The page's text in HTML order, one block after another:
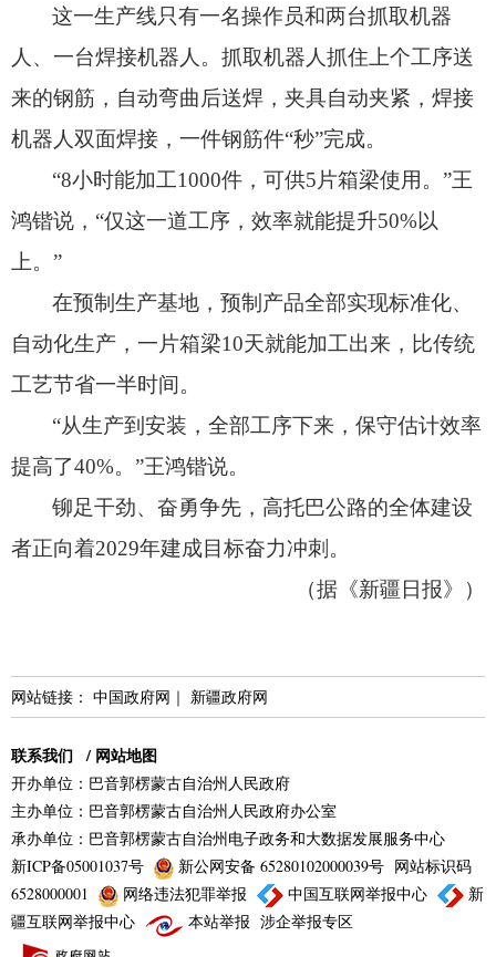
这一生产线只有一名操作员和两台抓取机器
人、 一台焊接机器人。 抓取机器人抓住上个工序送
来的钢筋， 自动弯曲后送焊， 夹具自动夹紧， 焊接
机器人双面焊接， 一件钢筋件“秒”完成。
“8小时能加工1000件，可供5片箱梁使用。”王
鸿锴说， “仅这一道工序， 效率就能提升50%以
上。 ”
在预制生产基地，预制产品全部实现标准化、
自动化生产， 一片箱梁10天就能加工出来， 比传统
工艺节省一半时间。
“从生产到安装，全部工序下来，保守估计效率
提高了40%。 ”王鸿锴说。
铆足干劲、奋勇争先，高托巴公路的全体建设
者正向着2029年建成目标奋力冲刺。
（据《新疆日报》）
网站链接： 中国政府网 ｜ 新疆政府网
联系我们 / 网站地图
开办单位：巴音郭楞蒙古自治州人民政府
主办单位：巴音郭楞蒙古自治州人民政府办公室
承办单位：巴音郭楞蒙古自治州电子政务和大数据发展服务中心
新ICP备05001037号
新公网安备 65280102000039号 网站标识码
6528000001
网络违法犯罪举报 中国互联网举报中心
新
疆互联网举报中心
本站举报 涉企举报专区